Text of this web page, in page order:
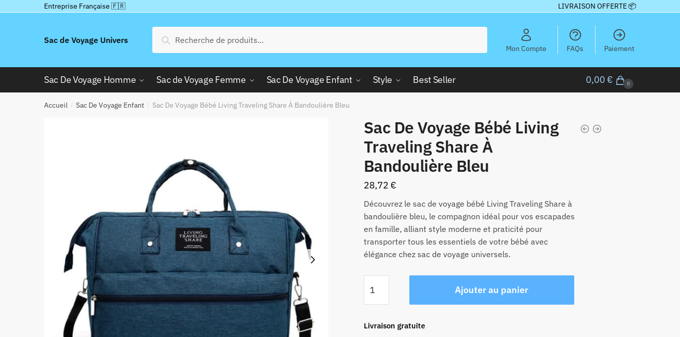
Entreprise Française 🇫🇷 LIVRAISON OFFERTE 📦
Sac de Voyage Univers
pour :
Recherche
Mon Compte FAQs Paiement
Sac De Voyage Homme Sac de Voyage Femme Sac De Voyage Enfant Style Best Seller 0,00 € 0
Accueil / Sac De Voyage Enfant / Sac De Voyage Bébé Living Traveling Share À Bandoulière Bleu
Sac De Voyage Bébé Living
Traveling Share À
Bandoulière Bleu
28,72 €
Découvrez le sac de voyage bébé Living Traveling Share à
bandoulière bleu, le compagnon idéal pour vos escapades
en famille, alliant style moderne et praticité pour
transporter tous les essentiels de votre bébé avec
élégance chez sac de voyage universels.
de
Sac
Voyage
Ajouter au panier
Livraison gratuite